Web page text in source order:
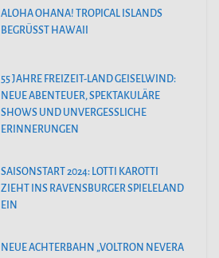
ALOHA OHANA! TROPICAL ISLANDS
BEGRÜSST HAWAII
55 JAHRE FREIZEIT-LAND GEISELWIND:
NEUE ABENTEUER, SPEKTAKULÄRE
SHOWS UND UNVERGESSLICHE
ERINNERUNGEN
SAISONSTART 2024: LOTTI KAROTTI
ZIEHT INS RAVENSBURGER SPIELELAND
EIN
NEUE ACHTERBAHN „VOLTRON NEVERA